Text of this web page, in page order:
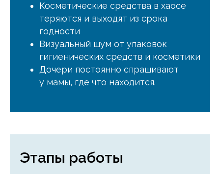
Косметические средства в хаосе
теряются и выходят из срока
годности
Визуальный шум от упаковок
гигиенических средств и косметики
Дочери постоянно спрашивают
у мамы, где что находится.
Этапы работы